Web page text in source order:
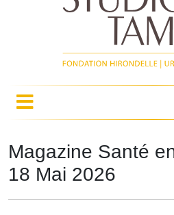
Magazine Santé
18 Mai 2026